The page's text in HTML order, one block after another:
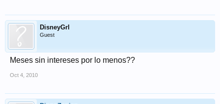
DisneyGrl
Guest
Meses sin intereses por lo menos??
Oct 4, 2010